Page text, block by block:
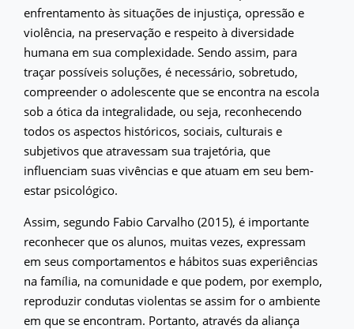
enfrentamento às situações de injustiça, opressão e
violência, na preservação e respeito à diversidade
humana em sua complexidade. Sendo assim, para
traçar possíveis soluções, é necessário, sobretudo,
compreender o adolescente que se encontra na escola
sob a ótica da integralidade, ou seja, reconhecendo
todos os aspectos históricos, sociais, culturais e
subjetivos que atravessam sua trajetória, que
influenciam suas vivências e que atuam em seu bem-
estar psicológico.
Assim, segundo Fabio Carvalho (2015), é importante
reconhecer que os alunos, muitas vezes, expressam
em seus comportamentos e hábitos suas experiências
na família, na comunidade e que podem, por exemplo,
reproduzir condutas violentas se assim for o ambiente
em que se encontram. Portanto, através da aliança